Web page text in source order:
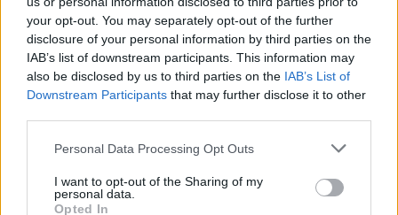
your opt-out. You may separately opt-out of the further
disclosure of your personal information by third parties on the
IAB’s list of downstream participants. This information may
also be disclosed by us to third parties on the IAB’s List of
Downstream Participants that may further disclose it to other
Personal Data Processing Opt Outs
I want to opt-out of the Sharing of my
personal data.
Opted In
Θα ήταν μεγάλη τιμή για όλους μας να
παρευρεθείτε για να τιμήσουμε όπως αρμόζει
τους ήρωες προγόνους μας.